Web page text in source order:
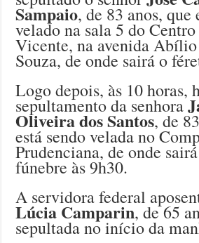
Sampaio, de 83 anos, que
velado na sala 5 do
Vicente, na avenida
Souza, de onde sairá o
Logo depois, às 10 horas,
sepultamento da senhora
Oliveira dos Santos, de
está sendo velada no
Prudenciana, de onde
fúnebre às 9h30.
A servidora federal
Lúcia Camparin, de 65
sepultada no início da